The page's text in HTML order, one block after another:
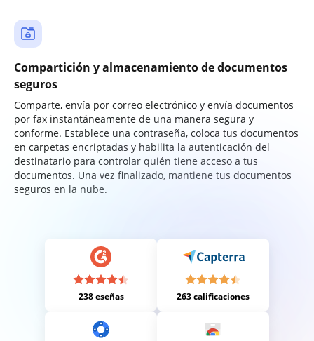
Compartición y almacenamiento de documentos
seguros
Comparte, envía por correo electrónico y envía documentos
por fax instantáneamente de una manera segura y
conforme. Establece una contraseña, coloca tus documentos
en carpetas encriptadas y habilita la autenticación del
destinatario para controlar quién tiene acceso a tus
documentos. Una vez finalizado, mantiene tus documentos
seguros en la nube.
238 eseñas 263 calificaciones